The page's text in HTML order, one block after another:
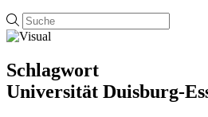
Schlagwort
Universität Duisburg-